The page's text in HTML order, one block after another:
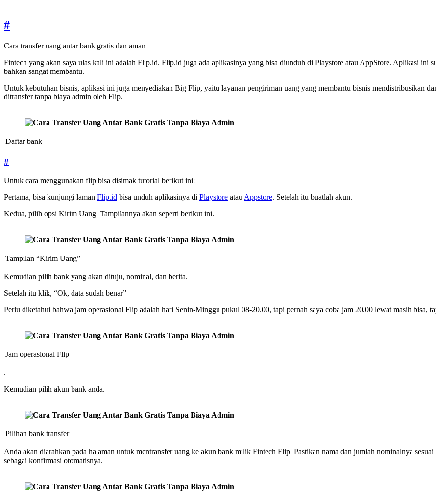
#
Cara transfer uang antar bank gratis dan aman
Fintech yang akan saya ulas kali ini adalah Flip.id. Flip.id juga ada aplikasinya yang bisa diunduh di Playstore atau AppStore. Aplikasi ini
bahkan sangat membantu.
Untuk kebutuhan bisnis, aplikasi ini juga menyediakan Big Flip, yaitu layanan pengiriman uang yang membantu bisnis mendistribusikan
ditransfer tanpa biaya admin oleh Flip.
Daftar bank
#
Untuk cara menggunakan flip bisa disimak tutorial berikut ini:
Pertama, bisa kunjungi laman Flip.id bisa unduh aplikasinya di Playstore atau Appstore. Setelah itu buatlah akun.
Kedua, pilih opsi Kirim Uang. Tampilannya akan seperti berikut ini.
Tampilan “Kirim Uang”
Kemudian pilih bank yang akan dituju, nominal, dan berita.
Setelah itu klik, “Ok, data sudah benar”
Perlu diketahui bahwa jam operasional Flip adalah hari Senin-Minggu pukul 08-20.00, tapi pernah saya coba jam 20.00 lewat masih bisa,
Jam operasional Flip
.
Kemudian pilih akun bank anda.
Pilihan bank transfer
Anda akan diarahkan pada halaman untuk mentransfer uang ke akun bank milik Fintech Flip. Pastikan nama dan jumlah nominalnya
sebagai konfirmasi otomatisnya.